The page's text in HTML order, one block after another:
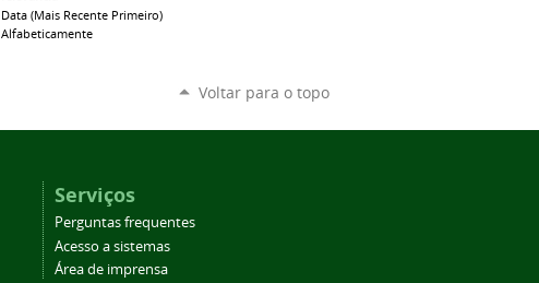
Data (mais Recente Primeiro)
Alfabeticamente
Voltar para o topo
Serviços
Perguntas frequentes
Acesso a sistemas
Área de imprensa